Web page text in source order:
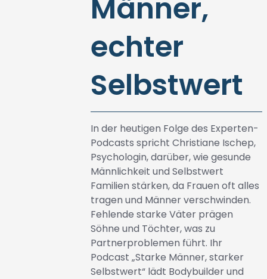
Männer,
echter
Selbstwert
In der heutigen Folge des Experten-
Podcasts spricht Christiane Ischep,
Psychologin, darüber, wie gesunde
Männlichkeit und Selbstwert
Familien stärken, da Frauen oft alles
tragen und Männer verschwinden.
Fehlende starke Väter prägen
Söhne und Töchter, was zu
Partnerproblemen führt. Ihr
Podcast „Starke Männer, starker
Selbstwert“ lädt Bodybuilder und